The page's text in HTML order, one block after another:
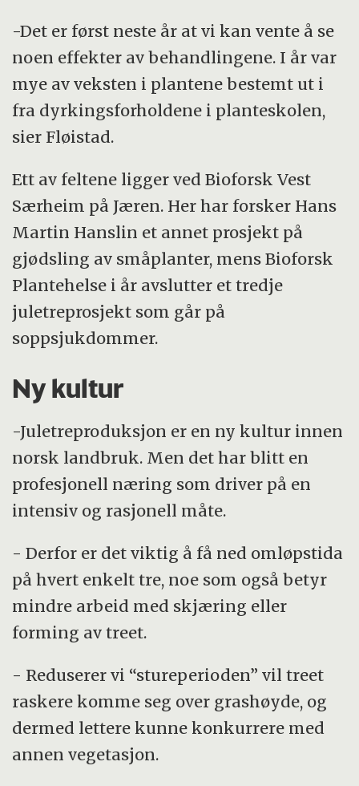
-Det er først neste år at vi kan vente å se
noen effekter av behandlingene. I år var
mye av veksten i plantene bestemt ut i
fra dyrkingsforholdene i planteskolen,
sier Fløistad.
Ett av feltene ligger ved Bioforsk Vest
Særheim på Jæren. Her har forsker Hans
Martin Hanslin et annet prosjekt på
gjødsling av småplanter, mens Bioforsk
Plantehelse i år avslutter et tredje
juletreprosjekt som går på
soppsjukdommer.
Ny kultur
-Juletreproduksjon er en ny kultur innen
norsk landbruk. Men det har blitt en
profesjonell næring som driver på en
intensiv og rasjonell måte.
- Derfor er det viktig å få ned omløpstida
på hvert enkelt tre, noe som også betyr
mindre arbeid med skjæring eller
forming av treet.
- Reduserer vi “stureperioden” vil treet
raskere komme seg over grashøyde, og
dermed lettere kunne konkurrere med
annen vegetasjon.